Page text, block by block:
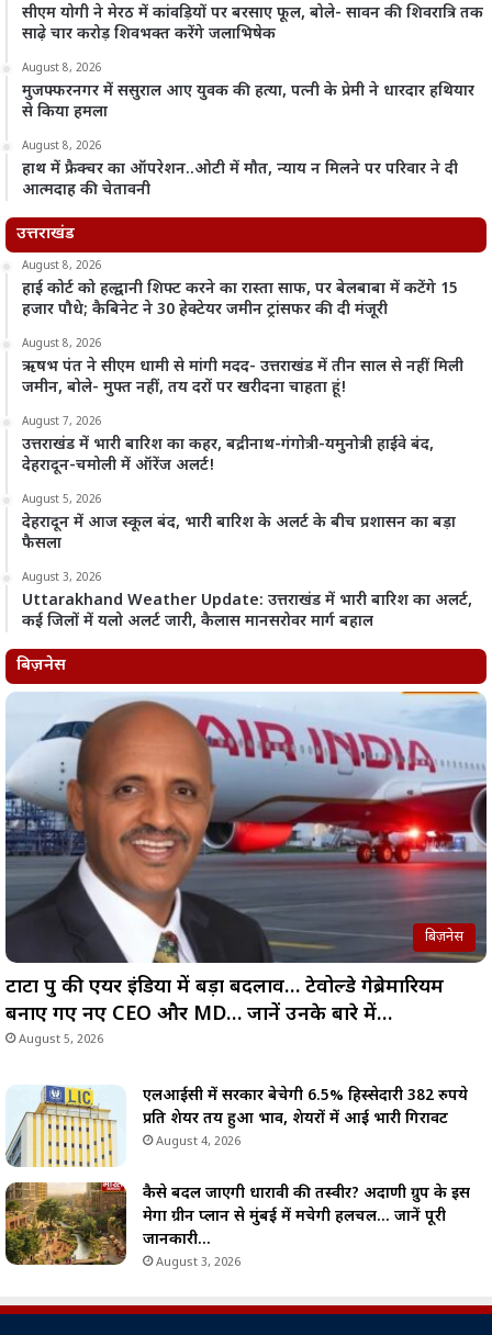
सीएम योगी ने मेरठ में कांवड़ियों पर बरसाए फूल, बोले- सावन की शिवरात्रि तक
साढ़े चार करोड़ शिवभक्त करेंगे जलाभिषेक
August 8, 2026
मुजफ्फरनगर में ससुराल आए युवक की हत्या, पत्नी के प्रेमी ने धारदार हथियार
से किया हमला
August 8, 2026
हाथ में फ्रैक्चर का ऑपरेशन..ओटी में मौत, न्याय न मिलने पर परिवार ने दी
आत्मदाह की चेतावनी
उत्तराखंड
August 8, 2026
हाई कोर्ट को हल्द्वानी शिफ्ट करने का रास्ता साफ, पर बेलबाबा में कटेंगे 15
हजार पौधे; कैबिनेट ने 30 हेक्टेयर जमीन ट्रांसफर की दी मंजूरी
August 8, 2026
ऋषभ पंत ने सीएम धामी से मांगी मदद- उत्तराखंड में तीन साल से नहीं मिली
जमीन, बोले- मुफ्त नहीं, तय दरों पर खरीदना चाहता हूं!
August 7, 2026
उत्तराखंड में भारी बारिश का कहर, बद्रीनाथ-गंगोत्री-यमुनोत्री हाईवे बंद,
देहरादून-चमोली में ऑरेंज अलर्ट!
August 5, 2026
देहरादून में आज स्कूल बंद, भारी बारिश के अलर्ट के बीच प्रशासन का बड़ा
फैसला
August 3, 2026
Uttarakhand Weather Update: उत्तराखंड में भारी बारिश का अलर्ट,
कई जिलों में यलो अलर्ट जारी, कैलास मानसरोवर मार्ग बहाल
बिज़नेस
बिज़नेस
टाटा ग्रुप की एयर इंडिया में बड़ा बदलाव… टेवोल्डे गेब्रेमारियम
बनाए गए नए CEO और MD… जानें उनके बारे में…
August 5, 2026
एलआईसी में सरकार बेचेगी 6.5% हिस्सेदारी 382 रुपये
प्रति शेयर तय हुआ भाव, शेयरों में आई भारी गिरावट
August 4, 2026
कैसे बदल जाएगी धारावी की तस्वीर? अदाणी ग्रुप के इस
मेगा ग्रीन प्लान से मुंबई में मचेगी हलचल… जानें पूरी
जानकारी…
August 3, 2026